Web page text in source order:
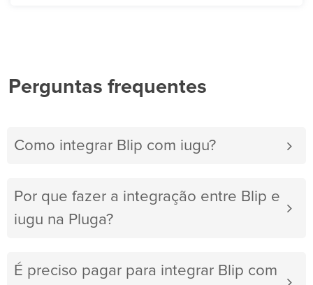
Perguntas frequentes
Como integrar Blip com iugu?
Por que fazer a integração entre Blip e
iugu na Pluga?
É preciso pagar para integrar Blip com